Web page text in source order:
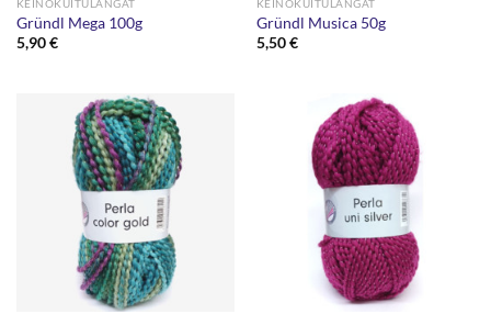
KEINOKUITULANGAT
Gründl Mega 100g
5,90€
KEINOKUITULANGAT
Gründl Musica 50g
5,50€